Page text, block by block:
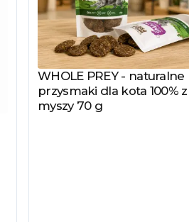
Zobacz produkt
WHOLE PREY - naturalne
przysmaki dla kota 100% z
myszy 70 g